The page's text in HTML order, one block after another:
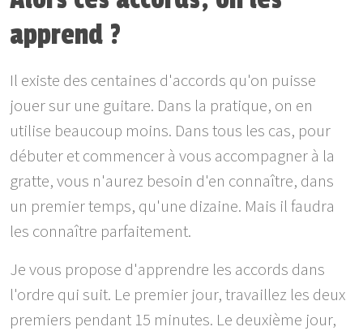
apprend ?
Il existe des centaines d'accords qu'on puisse
jouer sur une guitare. Dans la pratique, on en
utilise beaucoup moins. Dans tous les cas, pour
débuter et commencer à vous accompagner à la
gratte, vous n'aurez besoin d'en connaître, dans
un premier temps, qu'une dizaine. Mais il faudra
les connaître parfaitement.
Je vous propose d'apprendre les accords dans
l'ordre qui suit. Le premier jour, travaillez les deux
premiers pendant 15 minutes. Le deuxième jour,